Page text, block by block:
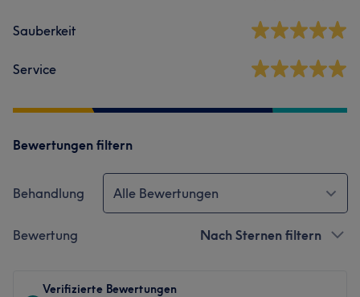
Sauberkeit
Service
Bewertungen filtern
Behandlung Alle Bewertungen
Bewertung Nach Sternen filtern
Verifizierte Bewertungen